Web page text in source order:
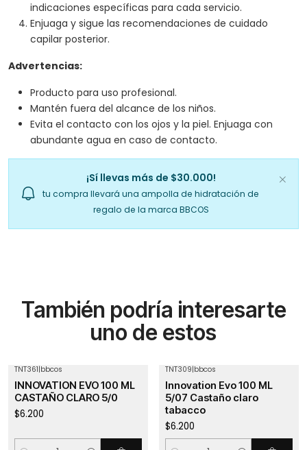
indicaciones específicas para cada servicio.
Enjuaga y sigue las recomendaciones de cuidado
capilar posterior.
Advertencias:
Producto para uso profesional.
Mantén fuera del alcance de los niños.
Evita el contacto con los ojos y la piel. Enjuaga con
abundante agua en caso de contacto.
¡Sí llevas más de $30.000!
tu compra llevará una ampolla de hidratación de
regalo de la marca BBCOS
También podría interesarte
uno de estos
TNT361|bbcos
INNOVATION EVO 100 ML
CASTAÑO CLARO 5/0
$6.200
TNT309|bbcos
Innovation Evo 100 ML
5/07 Castaño claro
tabacco
$6.200